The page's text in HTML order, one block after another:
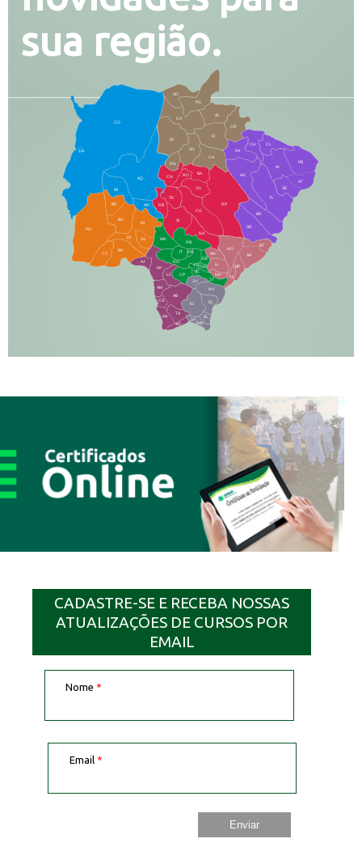
sua região.
CO
AQ
MI
AN
CX
RI
AL
CR
FI
SG
BA
CA
PA
CH CL
PB
SE
TL
AG
BR
SR
BT
AR
RP
RO
JG
CG
SI
NA
TA
NH
JT
RB
MA
IT
DR
DO
CP
JU
NV
IQ
EL
BD
BO
NI
JD
PO
BV
CC
PP
AJ
LC
AM
AB
JP
DB
TE
CS
PR
TA
SQ
IG
MN
IN
NO
BP
RN
CN
GL
AN
IV
FS
VC
GD
DE
AT
PG
SO
LA
CADASTRE-SE E RECEBA NOSSAS
ATUALIZAÇÕES DE CURSOS POR
EMAIL
Nome *
Email *